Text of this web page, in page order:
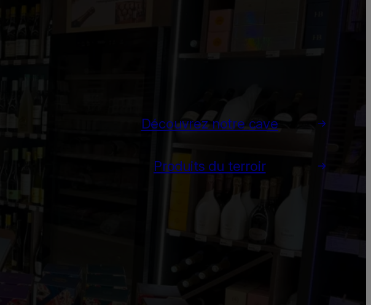
Découvrez notre cave
Produits du terroir